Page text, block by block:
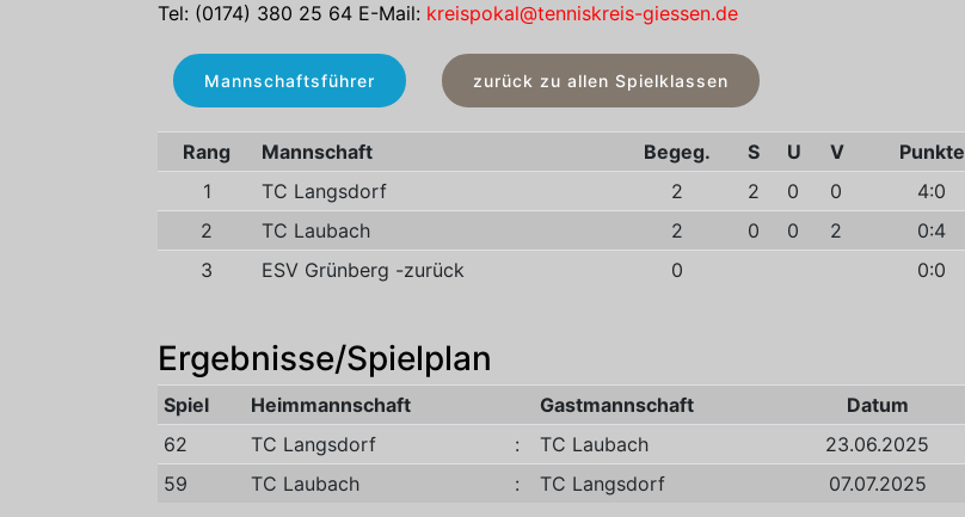
Tel: (0174) 380 25 64 E-Mail: kreispokal@tenniskreis-giessen.de
Mannschaftsführer zurück zu allen Spielklassen
Rang Mannschaft Begeg. S U V Punkte
1
TC Langsdorf 2 2 0 0 4:0
2
TC Laubach 2 0 0 2 0:4
3
ESV Grünberg -zurück 0 0:0
Ergebnisse/Spielplan
Spiel Heimmannschaft Gastmannschaft Datum
62
TC Langsdorf : TC Laubach 23.06.2025
59
TC Laubach : TC Langsdorf 07.07.2025